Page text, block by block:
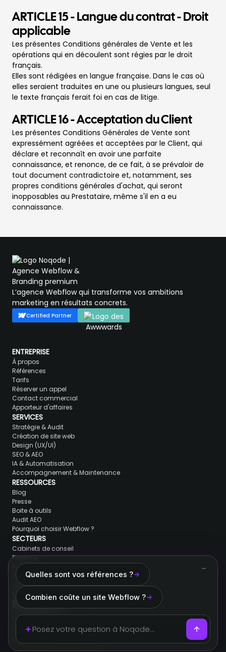
ARTICLE 15 - Langue du contrat - Droit
applicable
Les présentes Conditions générales de Vente et les
opérations qui en découlent sont régies par le droit
français.
Elles sont rédigées en langue française. Dans le cas où
elles seraient traduites en une ou plusieurs langues, seul
le texte français ferait foi en cas de litige.
ARTICLE 16 - Acceptation du Client
Les présentes Conditions Générales de Vente sont
expressément agréées et acceptées par le Client, qui
déclare et reconnaît en avoir une parfaite
connaissance, et renonce, de ce fait, à se prévaloir de
tout document contradictoire et, notamment, ses
propres conditions générales d'achat, qui seront
inopposables au Prestataire, même s'il en a eu
connaissance.
L’agence Webflow qui transforme vos ambitions
marketing en résultats concrets.
Certified Partner
ENTREPRISE
À propos
Références
Tarifs
Réserver un appel
Contact commercial
Apporteur d'affaires
SERVICES
Stratégie & Audit
Création de site web
Design (UX/UI)
SEO & AEO
IA & Automatisation
Accompagnement & Maintenance
RESSOURCES
Blog
Presse
Boite à outils
Audit AEO
Pourquoi choisir Webflow ?
SECTEURS
Cabinets de conseil
Finance
Immobilier
Avocats & juristes
Marques de luxe
SaaS & Tech
Mentions légales
Conditions générales de ventes
Cookies
© 2026 Noqode. Tous droits réservés.
Quelles sont vos références ?
Combien coûte un site Webflow ?